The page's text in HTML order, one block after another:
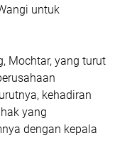
untuk
Mochtar, yang turut
kehadiran
yang
dengan kepala